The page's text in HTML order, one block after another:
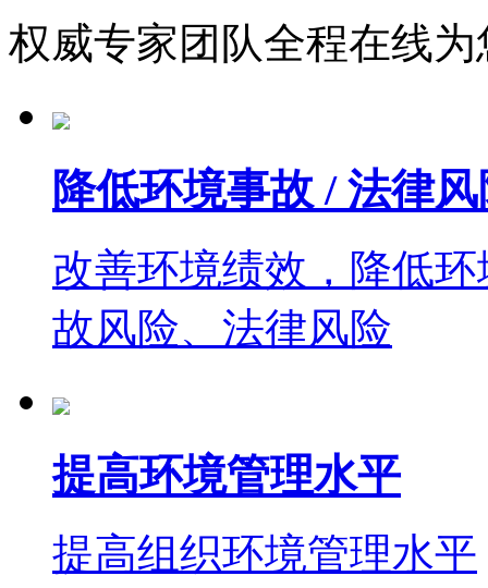
权威专家团队全程在线
降低环境事故 / 法律
改善环境绩效，降低环
故风险、法律风险
提高环境管理水平
提高组织环境管理水平